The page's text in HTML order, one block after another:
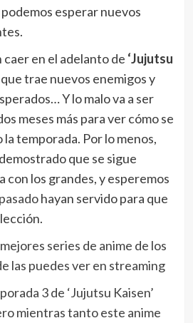
esperar nuevos
caer en el adelanto de ‘Jujutsu
trae nuevos enemigos y
Y lo malo va a ser
meses más para ver cómo se
temporada. Por lo menos,
que se sigue
con los grandes, y esperemos
hayan servido para que
series de anime de los
las puedes ver en streaming
3 de ‘Jujutsu Kaisen’
mientras tanto este anime